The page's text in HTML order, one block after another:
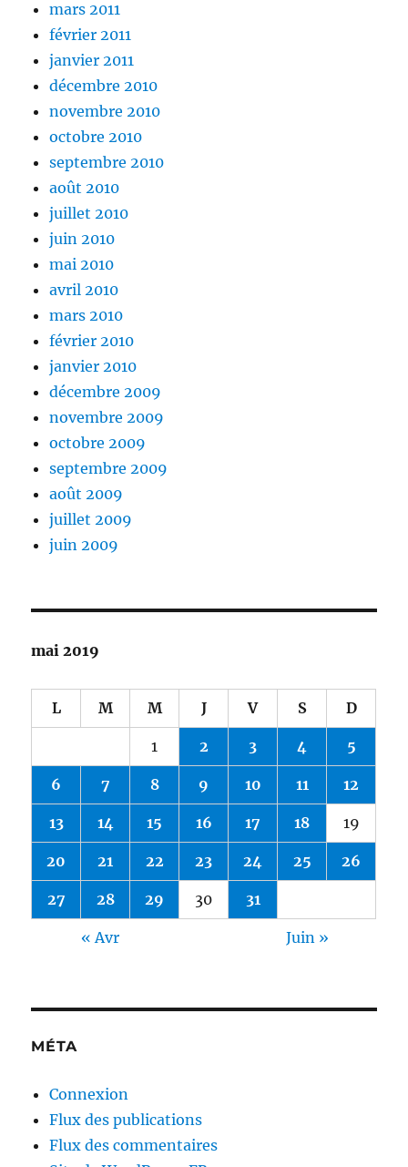
mars 2011
février 2011
janvier 2011
décembre 2010
novembre 2010
octobre 2010
septembre 2010
août 2010
juillet 2010
juin 2010
mai 2010
avril 2010
mars 2010
février 2010
janvier 2010
décembre 2009
novembre 2009
octobre 2009
septembre 2009
août 2009
juillet 2009
juin 2009
mai 2019
L M M J V S D
1 2 3 4 5
6 7 8 9 10 11 12
13 14 15 16 17 18 19
20 21 22 23 24 25 26
27 28 29 30 31
« Avr Juin »
MÉTA
Connexion
Flux des publications
Flux des commentaires